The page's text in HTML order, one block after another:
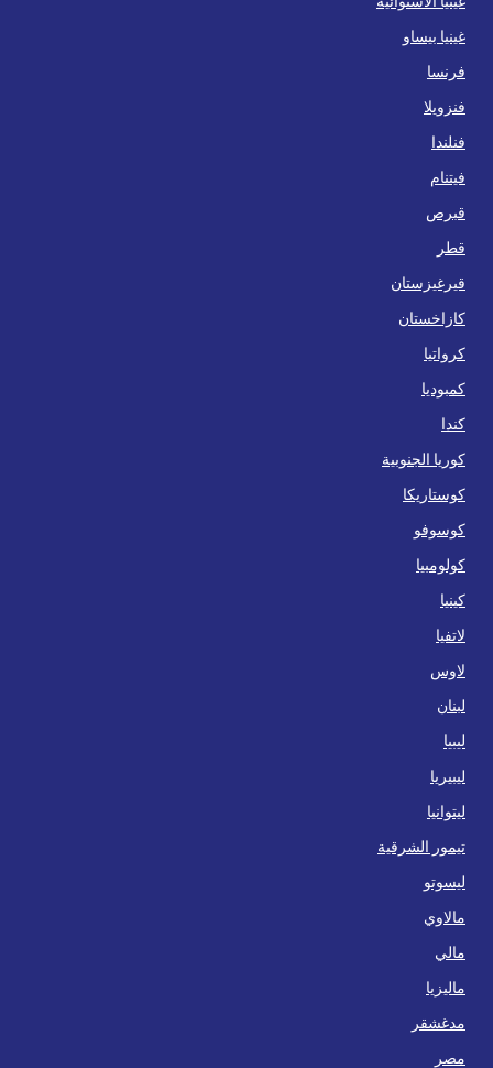
غينيا بيساو
فرنسا
فنزويلا
فنلندا
فيتنام
قبرص
قطر
قيرغيزستان
كازاخستان
كرواتيا
كمبوديا
كندا
كوريا الجنوبية
كوستاريكا
كوسوفو
كولومبيا
كينيا
لاتفيا
لاوس
لبنان
ليبيا
ليبيريا
ليتوانيا
تيمور الشرقية
ليسوتو
مالاوي
مالي
ماليزيا
مدغشقر
مصر